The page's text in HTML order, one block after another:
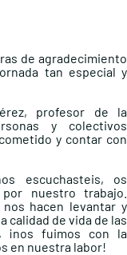
de agradecimiento
tan especial y
profesor de la
y colectivos
y contar con
escuchasteis, os
nuestro trabajo.
hacen levantar y
calidad de vida de las
¡nos fuimos con la
en nuestra labor!